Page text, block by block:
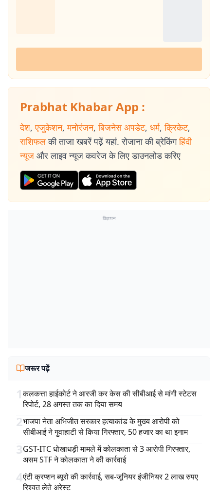
Prabhat Khabar App :
देश, एजुकेशन, मनोरंजन, बिजनेस अपडेट, धर्म, क्रिकेट,
राशिफल की ताजा खबरें पढ़ें यहां. रोजाना की ब्रेकिंग हिंदी
न्यूज और लाइव न्यूज कवरेज के लिए डाउनलोड करिए
विज्ञापन
जरूर पढ़ें
1कलकत्ता हाईकोर्ट ने आरजी कर केस की सीबीआई से मांगी स्टेटस
रिपोर्ट, 28 अगस्त तक का दिया समय
2भाजपा नेता अभिजीत सरकार हत्याकांड के मुख्य आरोपी को
सीबीआई ने गुवाहाटी से किया गिरफ्तार, 50 हजार का था इनाम
3GST-ITC धोखाधड़ी मामले में कोलकाता से 3 आरोपी गिरफ्तार,
असम STF ने कोलकाता ने की कार्रवाई
4एंटी क्रप्शन ब्यूरो की कार्रवाई, सब-जूनियर इंजीनियर 2 लाख रुपए
रिश्वत लेते अरेस्ट